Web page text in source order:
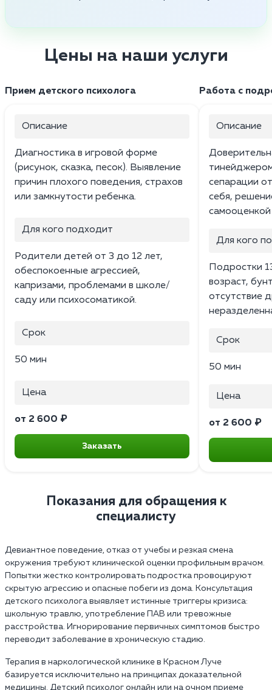
Цены на наши услуги
Прием детского психолога
Описание
Диагностика в игровой форме
(рисунок, сказка, песок). Выявление
причин плохого поведения, страхов
или замкнутости ребенка.
Для кого подходит
Родители детей от 3 до 12 лет,
обеспокоенные агрессией,
капризами, проблемами в школе/
саду или психосоматикой.
Срок
50 мин
Цена
от 2 600 ₽
Заказать
Работа с
Описание
сепарации
себя,
самооценкой
Для кого
Подростки
возраст,
отсутствие
Срок
50 мин
Цена
от 2 600 ₽
Показания для обращения к
специалисту
Девиантное поведение, отказ от учебы и резкая смена
окружения требуют клинической оценки профильным врачом.
Попытки жестко контролировать подростка провоцируют
скрытую агрессию и опасные побеги из дома. Консультация
детского психолога выявляет истинные триггеры кризиса:
школьную травлю, употребление ПАВ или тревожные
расстройства. Игнорирование первичных симптомов быстро
переводит заболевание в хроническую стадию.
Терапия в наркологической клинике в Красном Луче
базируется исключительно на принципах доказательной
медицины. Детский психолог онлайн или на очном приеме